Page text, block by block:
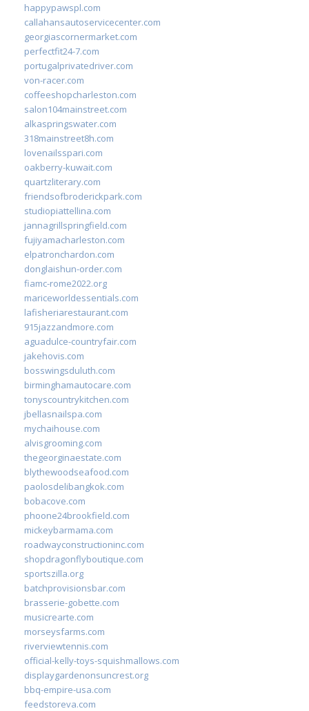
happypawspl.com
callahansautoservicecenter.com
georgiascornermarket.com
perfectfit24-7.com
portugalprivatedriver.com
von-racer.com
coffeeshopcharleston.com
salon104mainstreet.com
alkaspringswater.com
318mainstreet8h.com
lovenailsspari.com
oakberry-kuwait.com
quartzliterary.com
friendsofbroderickpark.com
studiopiattellina.com
jannagrillspringfield.com
fujiyamacharleston.com
elpatronchardon.com
donglaishun-order.com
fiamc-rome2022.org
mariceworldessentials.com
lafisheriarestaurant.com
915jazzandmore.com
aguadulce-countryfair.com
jakehovis.com
bosswingsduluth.com
birminghamautocare.com
tonyscountrykitchen.com
jbellasnailspa.com
mychaihouse.com
alvisgrooming.com
thegeorginaestate.com
blythewoodseafood.com
paolosdelibangkok.com
bobacove.com
phoone24brookfield.com
mickeybarmama.com
roadwayconstructioninc.com
shopdragonflyboutique.com
sportszilla.org
batchprovisionsbar.com
brasserie-gobette.com
musicrearte.com
morseysfarms.com
riverviewtennis.com
official-kelly-toys-squishmallows.com
displaygardenonsuncrest.org
bbq-empire-usa.com
feedstoreva.com